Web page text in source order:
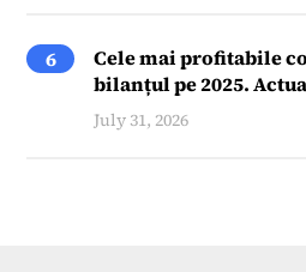
6
Cele mai profitabile
bilanțul pe 2025.
July 31, 2026